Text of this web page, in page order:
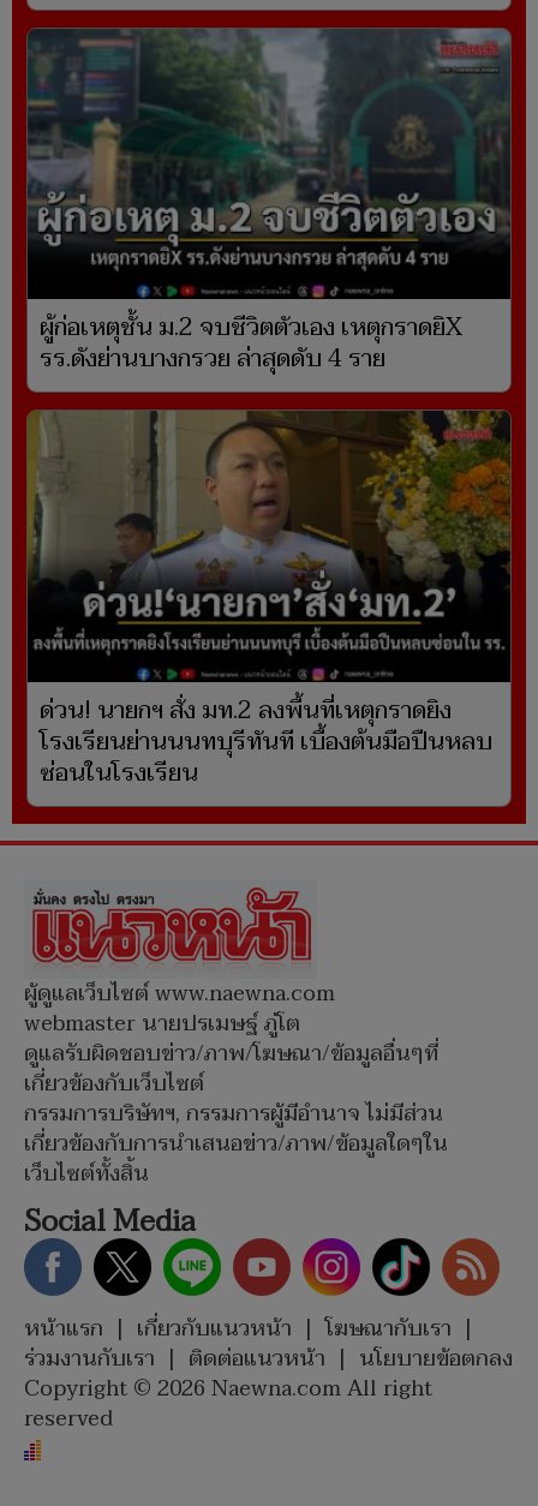
ผู้ก่อเหตุชั้น ม.2 จบชีวิตตัวเอง เหตุกราดยิX
รร.ดังย่านบางกรวย ล่าสุดดับ 4 ราย
ด่วน! นายกฯ สั่ง มท.2 ลงพื้นที่เหตุกราดยิง
โรงเรียนย่านนนทบุรีทันที เบื้องต้นมือปืนหลบ
ซ่อนในโรงเรียน
ผู้ดูแลเว็บไซต์ www.naewna.com
webmaster นายปรเมษฐ์ ภู่โต
ดูแลรับผิดชอบข่าว/ภาพ/โฆษณา/ข้อมูลอื่นๆที่
เกี่ยวข้องกับเว็บไซต์
กรรมการบริษัทฯ, กรรมการผู้มีอำนาจ ไม่มีส่วน
เกี่ยวข้องกับการนำเสนอข่าว/ภาพ/ข้อมูลใดๆใน
เว็บไซต์ทั้งสิ้น
Social Media
หน้าแรก | เกี่ยวกับแนวหน้า | โฆษณากับเรา |
ร่วมงานกับเรา | ติดต่อแนวหน้า | นโยบายข้อตกลง
Copyright © 2026 Naewna.com All right
reserved